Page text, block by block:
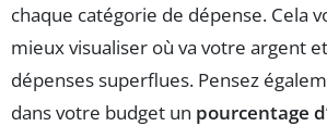
chaque catégorie de dépense. Cela
mieux visualiser où va votre argent
dépenses superflues. Pensez
dans votre budget un pourcentage